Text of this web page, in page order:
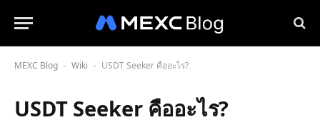
MEXC Blog - Wiki - USDT Seeker คืออะไร?
USDT Seeker คืออะไร?